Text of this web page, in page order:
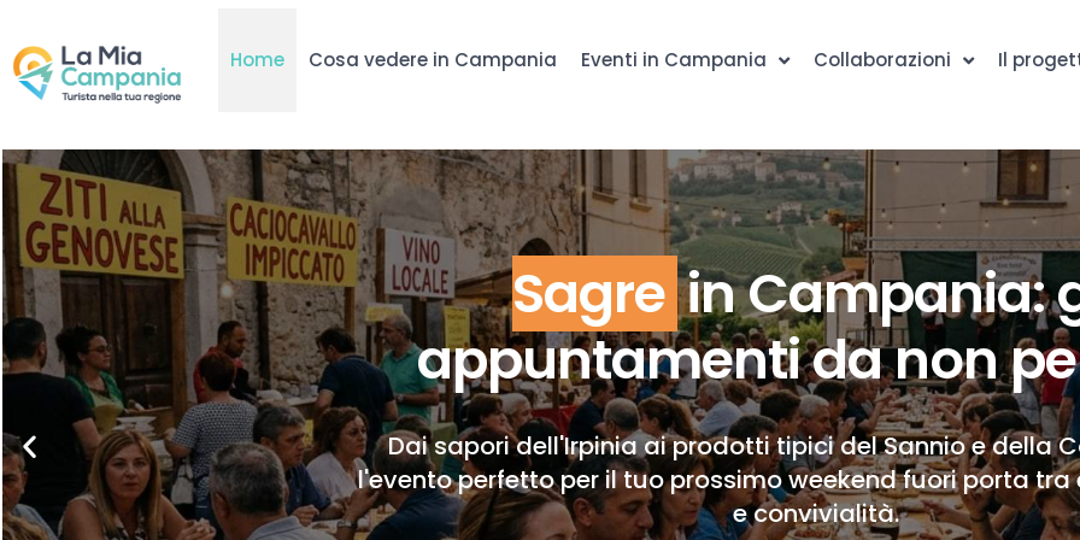
Home Cosa vedere in Campania Eventi in Campania Collaborazioni Il
Sagre in Campania:
appuntamenti da non
Dai sapori dell'Irpinia ai prodotti tipici del Sannio e della
l'evento perfetto per il tuo prossimo weekend fuori porta tra
e convivialità.